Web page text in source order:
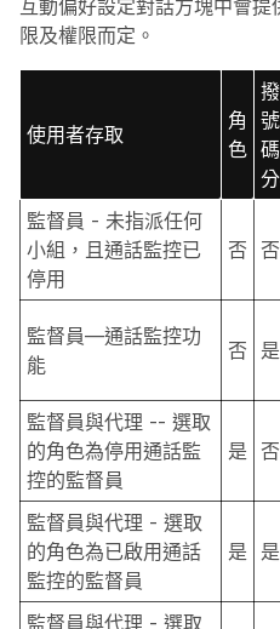
互動偏好設定對話方塊中會
限及權限而定。
使用者存取
角
色
號
監督員 - 未指派任何
小組，且通話監控已
停用
否 否
監督員—通話監控功
能
否 是
監督員與代理 -- 選取
的角色為停用通話監
控的監督員
是 否
監督員與代理 - 選取
的角色為已啟用通話
監控的監督員
是 是
監督員與代理 - 選取